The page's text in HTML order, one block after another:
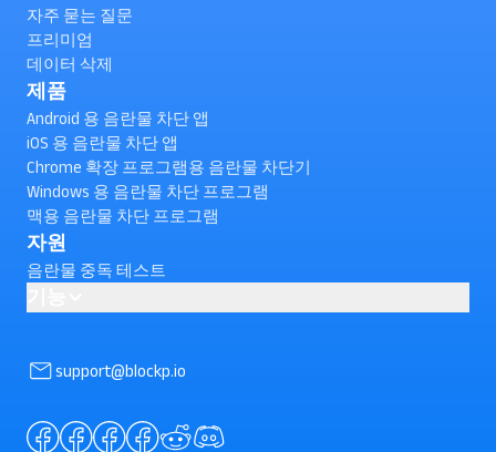
자주 묻는 질문
프리미엄
데이터 삭제
제품
Android 용 음란물 차단 앱
iOS 용 음란물 차단 앱
Chrome 확장 프로그램용 음란물 차단기
Windows 용 음란물 차단 프로그램
맥용 음란물 차단 프로그램
자원
음란물 중독 테스트
AI powered Porn Blocking
support@blockp.io